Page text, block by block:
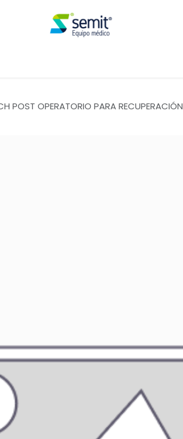
POST OPERATORIO PARA RECUPERACIÓN